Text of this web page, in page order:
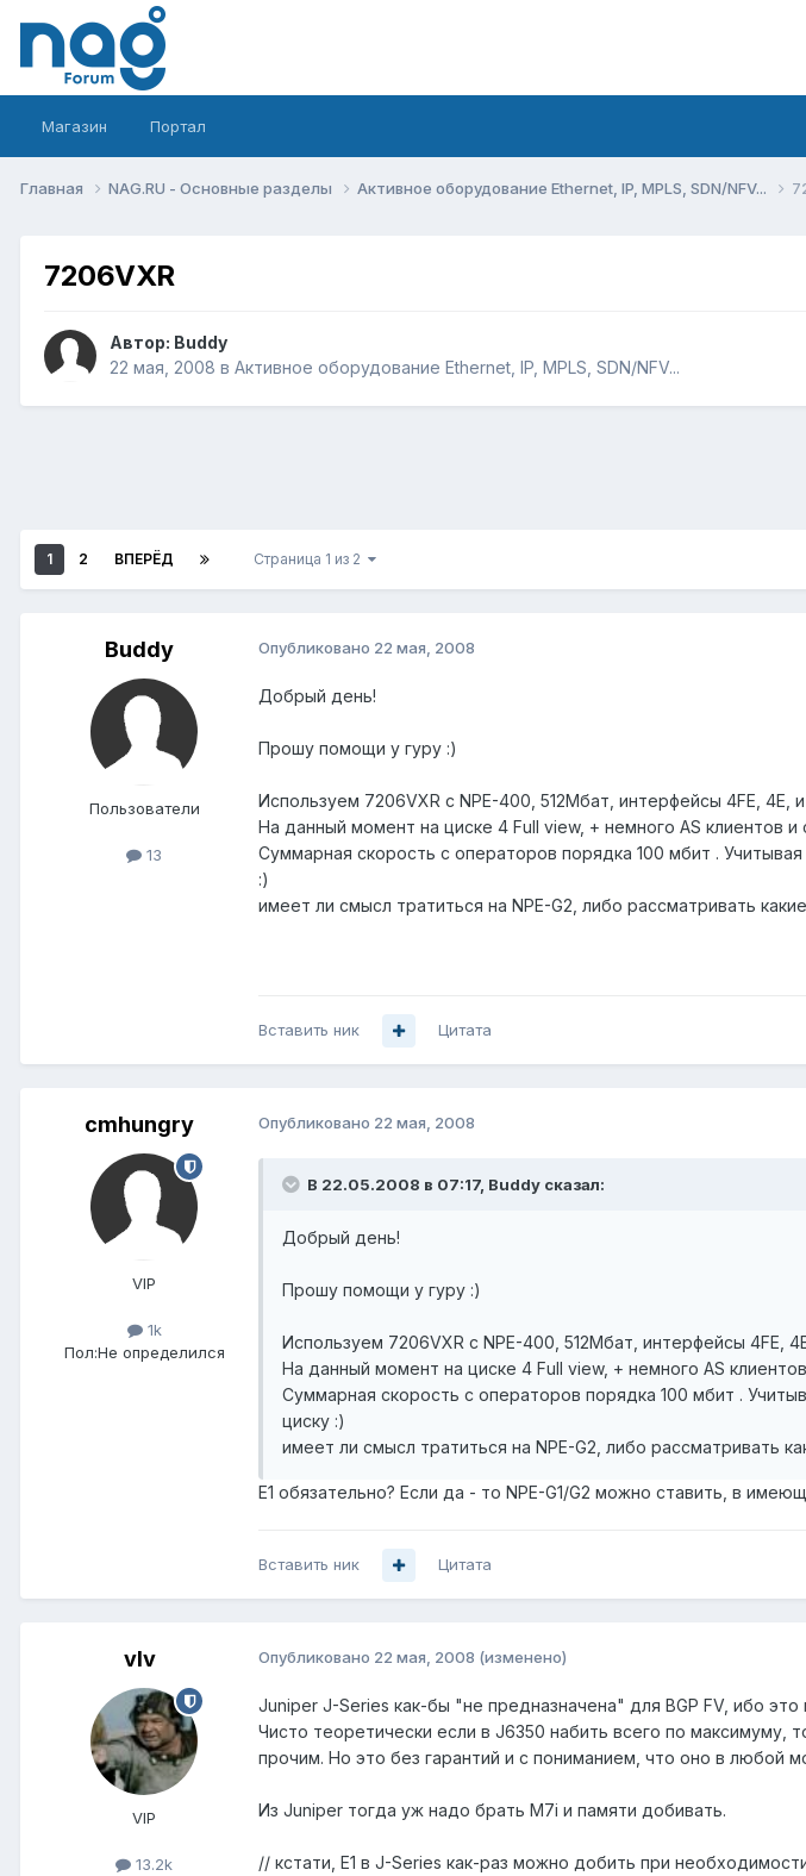
Магазин Портал
Главная NAG.RU - Основные разделы Активное оборудование Ethernet, IP, MPLS, SDN/NFV...
7206VXR
Автор: Buddy
22 мая, 2008 в Активное оборудование Ethernet, IP, MPLS, SDN/NFV...
1 2 ВПЕРЁД Страница 1 из 2
Buddy
Пользователи
13
Опубликовано 22 мая, 2008
Добрый день!
Прошу помощи у гуру :)
Используем 7206VXR с NPE-400, 512Мбат, интерфейсы 4FE, 4Е, и
На данный момент на циске 4 Full view, + немного AS клиентов
Суммарная скорость с операторов порядка 100 мбит .
:)
имеет ли смысл тратиться на NPE-G2, либо рассматривать
Вставить ник Цитата
cmhungry
VIP
1k
Пол:Не определился
Опубликовано 22 мая, 2008
В 22.05.2008 в 07:17, Buddy сказал:
Добрый день!
Прошу помощи у гуру :)
Используем 7206VXR с NPE-400, 512Мбат, интерфейсы 4FE,
На данный момент на циске 4 Full view, + немного AS
Суммарная скорость с операторов порядка 100 мбит .
циску :)
имеет ли смысл тратиться на NPE-G2, либо
Е1 обязательно? Если да - то NPE-G1/G2 можно ставить, в
Вставить ник Цитата
vIv
VIP
13.2k
Опубликовано 22 мая, 2008 (изменено)
Juniper J-Series как-бы "не предназначена" для BGP FV, ибо
Чисто теоретически если в J6350 набить всего по
прочим. Но это без гарантий и с пониманием, что оно в любой
Из Juniper тогда уж надо брать M7i и памяти добивать.
// кстати, E1 в J-Series как-раз можно добить при